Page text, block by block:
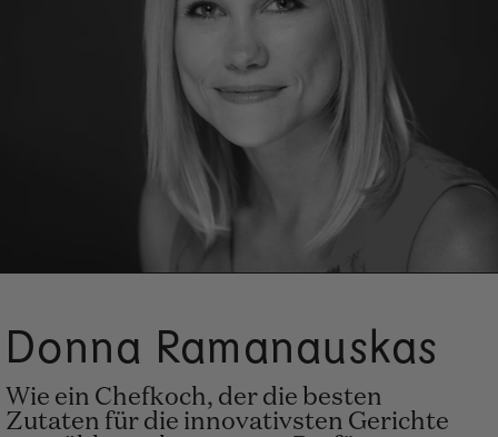
Donna Ramanauskas
Wie ein Chefkoch, der die besten
Zutaten für die innovativsten Gerichte